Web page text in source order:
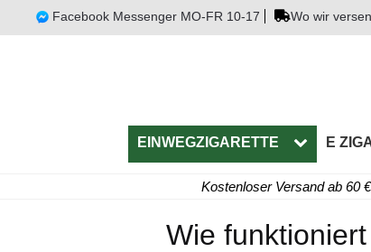
Facebook Messenger MO-FR 10-17 Wo wir
EINWEGZIGARETTE E
Kostenloser Versand ab 60 €
Wie